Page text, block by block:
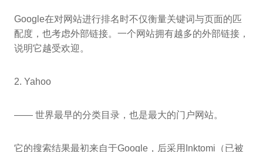
Google在对网站进行排名时不仅衡量关键词与页面的匹
配度，也考虑外部链接。一个网站拥有越多的外部链接，
说明它越受欢迎。
2. Yahoo
—— 世界最早的分类目录，也是最大的门户网站。
它的搜索结果最初来自于Google，后采用Inktomi（已被